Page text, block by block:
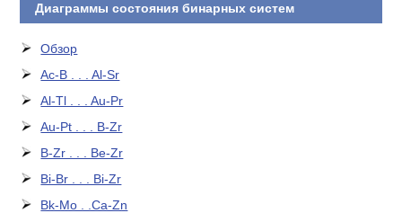
Диаграммы состояния бинарных систем
Обзор
Ac-B . . . Al-Sr
Al-Tl . . . Au-Pr
Au-Pt . . . B-Zr
B-Zr . . . Be-Zr
Bi-Br . . . Bi-Zr
Bk-Mo . .Ca-Zn